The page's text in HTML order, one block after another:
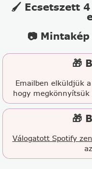
🖌️ Ecsetszett 4
📷
🎁
Emailben elküldjük
hogy megkönnyítsük
🎁
Válogatott Spotify